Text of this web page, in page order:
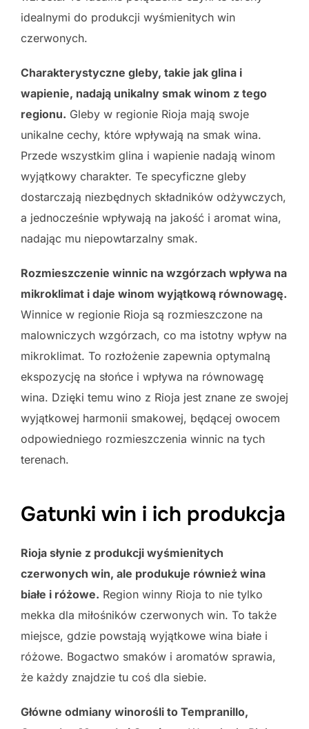
idealnymi do produkcji wyśmienitych win
czerwonych.
Charakterystyczne gleby, takie jak glina i
wapienie, nadają unikalny smak winom z tego
regionu. Gleby w regionie Rioja mają swoje
unikalne cechy, które wpływają na smak wina.
Przede wszystkim glina i wapienie nadają winom
wyjątkowy charakter. Te specyficzne gleby
dostarczają niezbędnych składników odżywczych,
a jednocześnie wpływają na jakość i aromat wina,
nadając mu niepowtarzalny smak.
Rozmieszczenie winnic na wzgórzach wpływa na
mikroklimat i daje winom wyjątkową równowagę.
Winnice w regionie Rioja są rozmieszczone na
malowniczych wzgórzach, co ma istotny wpływ na
mikroklimat. To rozłożenie zapewnia optymalną
ekspozycję na słońce i wpływa na równowagę
wina. Dzięki temu wino z Rioja jest znane ze swojej
wyjątkowej harmonii smakowej, będącej owocem
odpowiedniego rozmieszczenia winnic na tych
terenach.
Gatunki win i ich produkcja
Rioja słynie z produkcji wyśmienitych
czerwonych win, ale produkuje również wina
białe i różowe. Region winny Rioja to nie tylko
mekka dla miłośników czerwonych win. To także
miejsce, gdzie powstają wyjątkowe wina białe i
różowe. Bogactwo smaków i aromatów sprawia,
że każdy znajdzie tu coś dla siebie.
Główne odmiany winorośli to Tempranillo,